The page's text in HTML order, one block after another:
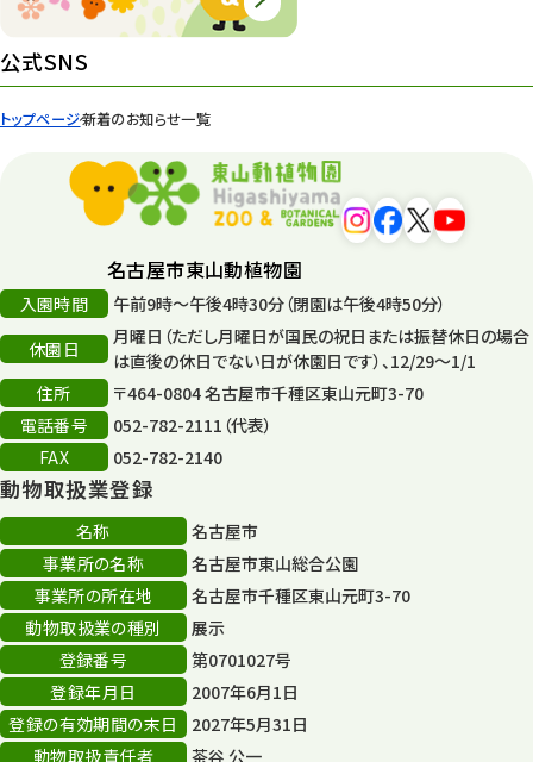
トップページ新着のお知らせ一覧
公式SNS
名古屋市東山動植物園
入園時間
午前9時～午後4時30分（閉園は午後4時50分）
休園日
月曜日（ただし月曜日が国民の祝日または振替休日の場合
は直後の休日でない日が休園日です）、12/29～1/1
住所
〒464-0804 名古屋市千種区東山元町3-70
電話番号
052-782-2111（代表）
FAX
052-782-2140
動物取扱業登録
名称
名古屋市
事業所の名称
名古屋市東山総合公園
事業所の所在地
名古屋市千種区東山元町3-70
動物取扱業の種別
展示
登録番号
第0701027号
登録年月日
2007年6月1日
登録の有効期間の末日
2027年5月31日
動物取扱責任者
茶谷 公一